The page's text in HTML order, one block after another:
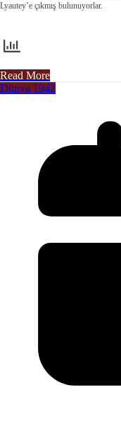
Lyautey’e çıkmış bulunuyorlar.
Read More
Dünya 1942